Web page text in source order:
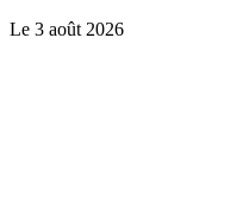
Le 3 août 2026